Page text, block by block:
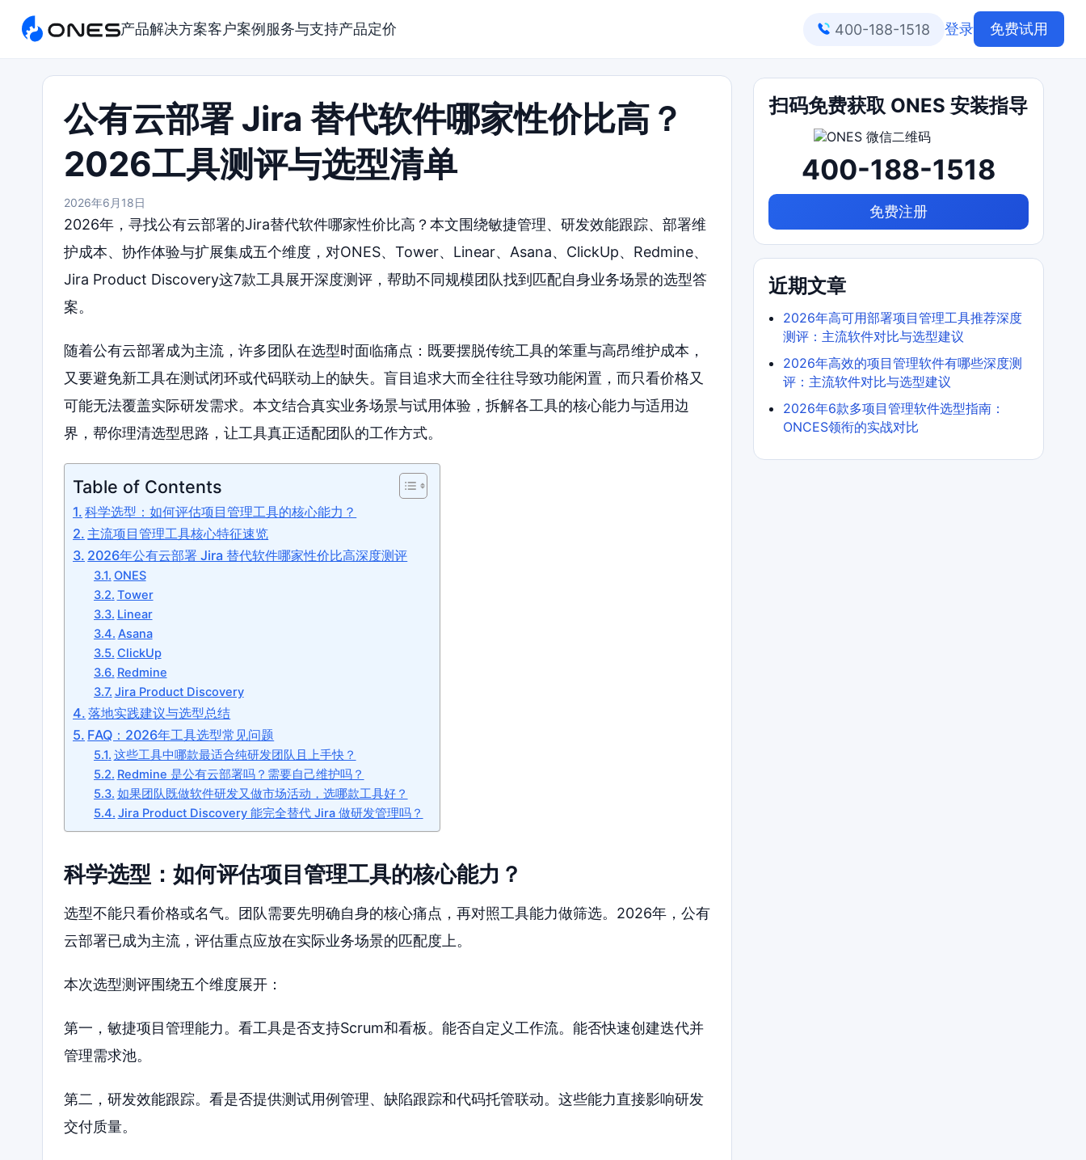
产品解决方案客户案例 服务与支持产品定价 400-188-1518 登录 免费试用
公有云部署 Jira 替代软件哪家性价比高？
2026工具测评与选型清单
2026年6月18日
2026年，寻找公有云部署的Jira替代软件哪家性价比高？本文围绕敏捷管理、研发效能跟踪、部署维
护成本、协作体验与扩展集成五个维度，对ONES、Tower、Linear、Asana、ClickUp、Redmine、
Jira Product Discovery这7款工具展开深度测评，帮助不同规模团队找到匹配自身业务场景的选型答
案。
随着公有云部署成为主流，许多团队在选型时面临痛点：既要摆脱传统工具的笨重与高昂维护成本，
又要避免新工具在测试闭环或代码联动上的缺失。盲目追求大而全往往导致功能闲置，而只看价格又
可能无法覆盖实际研发需求。本文结合真实业务场景与试用体验，拆解各工具的核心能力与适用边
界，帮你理清选型思路，让工具真正适配团队的工作方式。
Table of Contents
科学选型：如何评估项目管理工具的核心能力？
主流项目管理工具核心特征速览
2026年公有云部署 Jira 替代软件哪家性价比高深度测评
ONES
Tower
Linear
Asana
ClickUp
Redmine
Jira Product Discovery
落地实践建议与选型总结
FAQ：2026年工具选型常见问题
这些工具中哪款最适合纯研发团队且上手快？
Redmine 是公有云部署吗？需要自己维护吗？
如果团队既做软件研发又做市场活动，选哪款工具好？
Jira Product Discovery 能完全替代 Jira 做研发管理吗？
科学选型：如何评估项目管理工具的核心能力？
选型不能只看价格或名气。团队需要先明确自身的核心痛点，再对照工具能力做筛选。2026年，公有
云部署已成为主流，评估重点应放在实际业务场景的匹配度上。
本次选型测评围绕五个维度展开：
第一，敏捷项目管理能力。看工具是否支持Scrum和看板。能否自定义工作流。能否快速创建迭代并
管理需求池。
第二，研发效能跟踪。看是否提供测试用例管理、缺陷跟踪和代码托管联动。这些能力直接影响研发
交付质量。
扫码免费获取 ONES 安装指导
400-188-1518
免费注册
近期文章
2026年高可用部署项目管理工具推荐深度
测评：主流软件对比与选型建议
2026年高效的项目管理软件有哪些深度测
评：主流软件对比与选型建议
2026年6款多项目管理软件选型指南：
ONCES领衔的实战对比